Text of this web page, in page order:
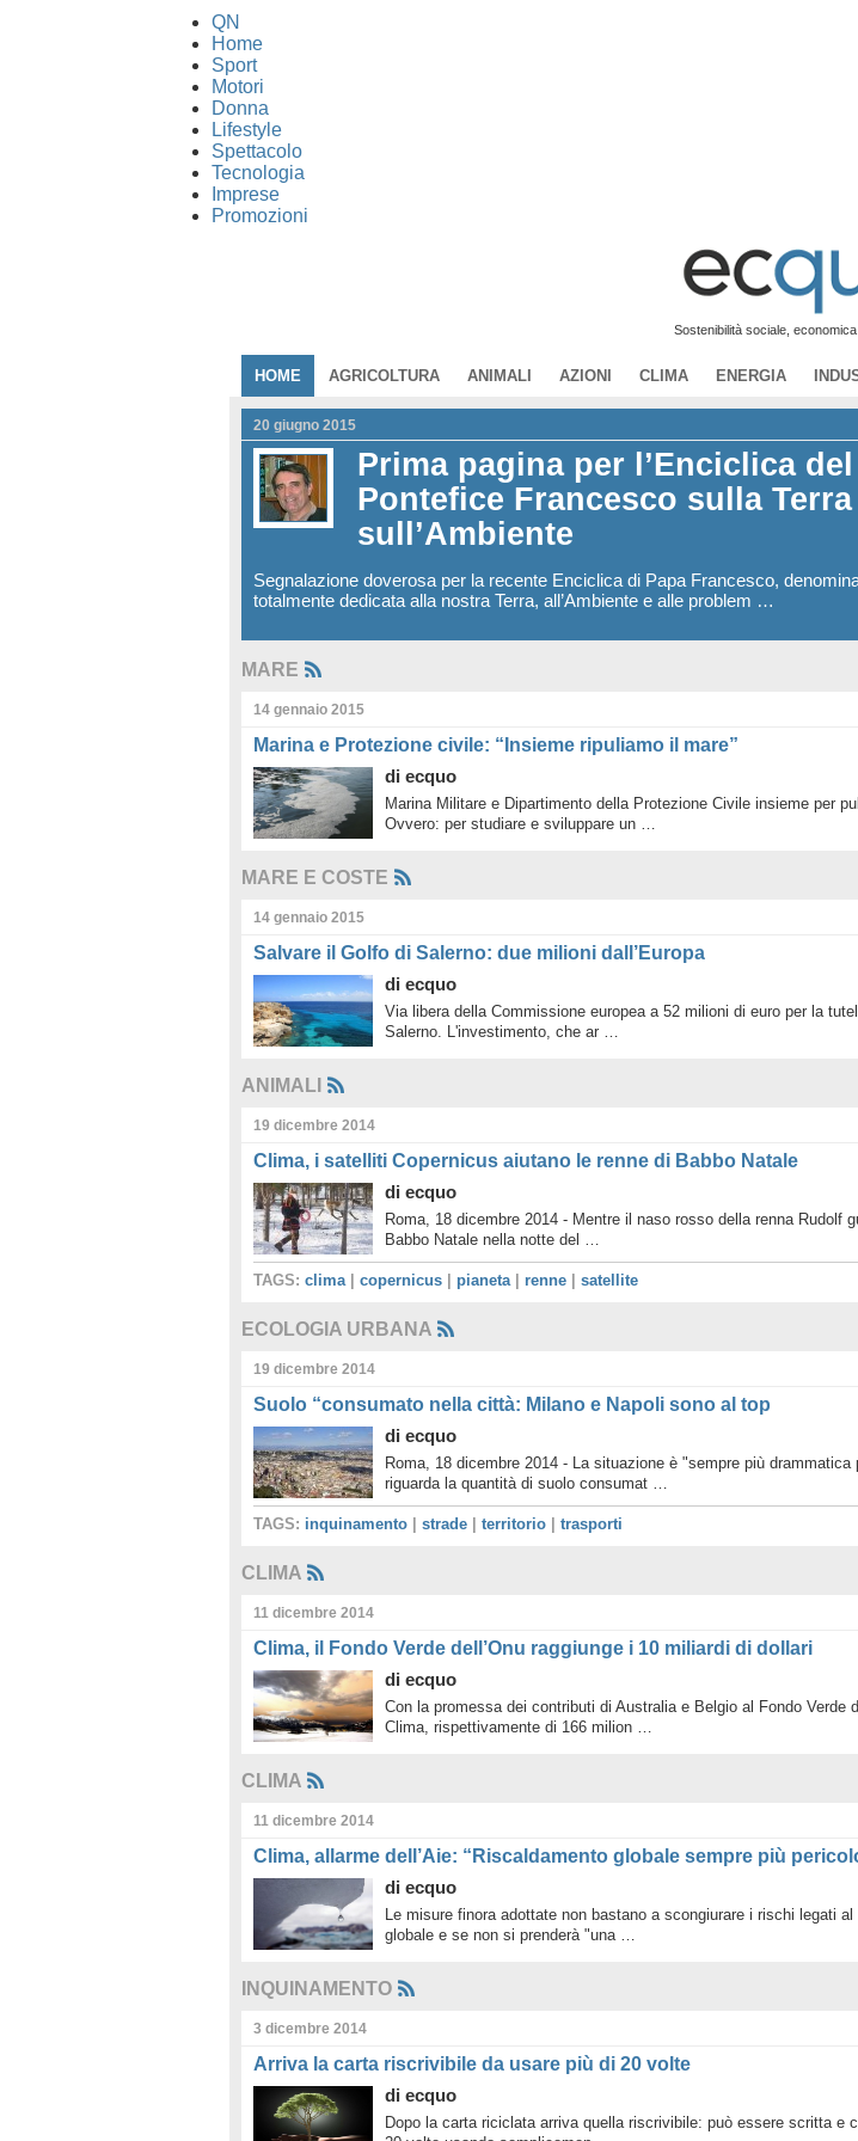
QN
Home
Sport
Motori
Donna
Lifestyle
Spettacolo
Tecnologia
Imprese
Promozioni
Sostenibilità sociale,
HOME AGRICOLTURA ANIMALI AZIONI CLIMA ENERGIA
20 giugno 2015
Prima pagina per l’Enciclica del
Pontefice Francesco sulla Terra
sull’Ambiente
Segnalazione doverosa per la recente Enciclica di Papa Francesco,
totalmente dedicata alla nostra Terra, all’Ambiente e alle problem …
MARE
14 gennaio 2015
Marina e Protezione civile: “Insieme ripuliamo il mare”
di ecquo
Marina Militare e Dipartimento della Protezione Civile insieme per
Ovvero: per studiare e sviluppare un …
MARE E COSTE
14 gennaio 2015
Salvare il Golfo di Salerno: due milioni dall’Europa
di ecquo
Via libera della Commissione europea a 52 milioni di euro per la
Salerno. L'investimento, che ar …
ANIMALI
19 dicembre 2014
Clima, i satelliti Copernicus aiutano le renne di Babbo Natale
di ecquo
Roma, 18 dicembre 2014 - Mentre il naso rosso della renna Rudolf
Babbo Natale nella notte del …
TAGS: clima| copernicus pianeta| renne satellite
ECOLOGIA URBANA
19 dicembre 2014
Suolo “consumato nella città: Milano e Napoli sono al top
di ecquo
Roma, 18 dicembre 2014 - La situazione è "sempre più drammatica
riguarda la quantità di suolo consumat …
TAGS: inquinamento strade territorio trasporti
CLIMA
11 dicembre 2014
Clima, il Fondo Verde dell’Onu raggiunge i 10 miliardi di dollari
di ecquo
Con la promessa dei contributi di Australia e Belgio al Fondo Verde
Clima, rispettivamente di 166 milion …
CLIMA
11 dicembre 2014
Clima, allarme dell’Aie: “Riscaldamento globale sempre più
di ecquo
Le misure finora adottate non bastano a scongiurare i rischi legati
globale e se non si prenderà "una …
INQUINAMENTO
3 dicembre 2014
Arriva la carta riscrivibile da usare più di 20 volte
di ecquo
Dopo la carta riciclata arriva quella riscrivibile: può essere scritta e